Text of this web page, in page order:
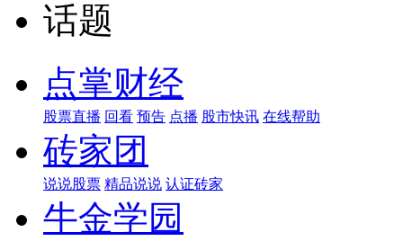
话题
点掌财经
股票直播 回看 预告 点播 股市快讯 在线帮助
砖家团
说说股票 精品说说 认证砖家
牛金学园